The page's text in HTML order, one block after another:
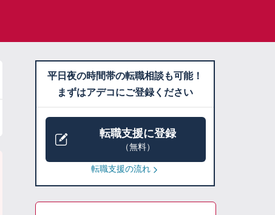
平日夜の時間帯の転職相談も可能！
まずはアデコにご登録ください
転職支援に登録
（無料）
転職支援の流れ